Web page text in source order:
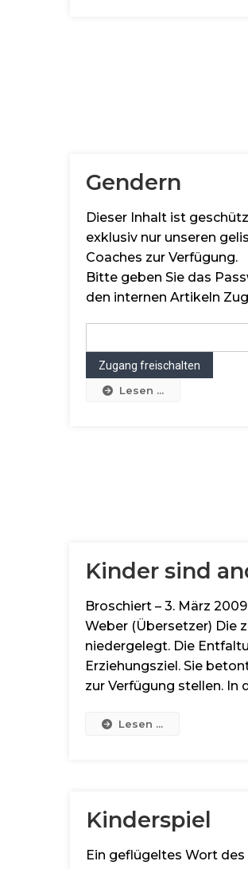
Gendern
Dieser Inhalt ist
exklusiv nur unseren
Coaches zur Verfügung.
Bitte geben Sie das
den internen Artikeln
Lesen ...
Kinder sind
Broschiert – 3. März
Weber (Übersetzer) Die
niedergelegt. Die
Erziehungsziel. Sie
zur Verfügung stellen.
Lesen ...
Kinderspiel
Ein geflügeltes Wort